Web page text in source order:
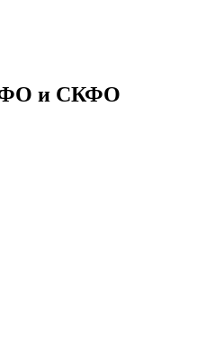
и СКФО